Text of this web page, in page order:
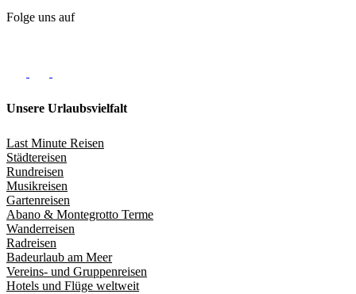
Folge uns auf
Unsere Urlaubsvielfalt
Last Minute Reisen
Städtereisen
Rundreisen
Musikreisen
Gartenreisen
Abano & Montegrotto Terme
Wanderreisen
Radreisen
Badeurlaub am Meer
Vereins- und Gruppenreisen
Hotels und Flüge weltweit